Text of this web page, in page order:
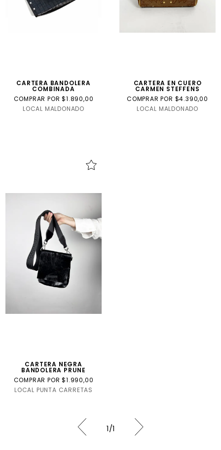
CARTERA BANDOLERA
COMBINADA
COMPRAR POR $1.890,00
LOCAL MALDONADO
CARTERA EN CUERO
CARMEN STEFFENS
COMPRAR POR $4.390,00
LOCAL MALDONADO
CARTERA NEGRA
BANDOLERA PRUNE
COMPRAR POR $1.990,00
LOCAL PUNTA CARRETAS
1/1